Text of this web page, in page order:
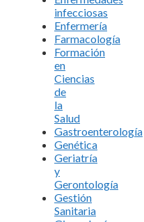
infecciosas
Enfermería
Farmacología
Formación
en
Ciencias
de
la
Salud
Gastroenterología
Genética
Geriatría
y
Gerontología
Gestión
Sanitaria